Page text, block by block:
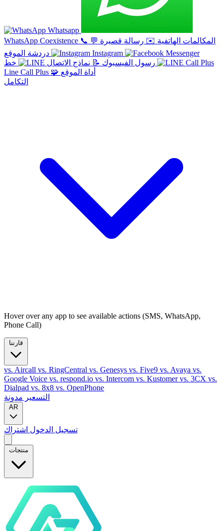
Whatsapp
WhatsApp Coexistence 📞 المكالمات الهاتفية ✉️ رسالة قصيرة 💬
Instagram
رسول الفيسبوك 📝 نماذج الاتصال
Line Call Plus 🧩 أداة الموقع
التكامل
Hover over any app to see available actions (SMS, WhatsApp,
Phone Call)
vs. Aircall vs. RingCentral vs. Genesys vs. Five9 vs. Avaya vs.
Google Voice vs. respond.io vs. Intercom vs. Kustomervs. 3CX vs.
Dialpad vs. 8x8 vs. OpenPhone
التسعير مدونة
AR
تسجيل الدخول اشتراك
منتجات